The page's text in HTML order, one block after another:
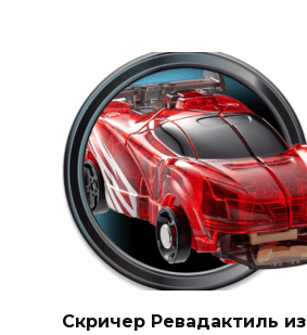
Скричер Ревадактиль из